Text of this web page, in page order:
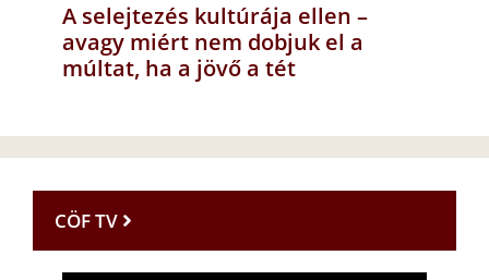
A selejtezés kultúrája ellen –
avagy miért nem dobjuk el a
múltat, ha a jövő a tét
CÖF TV